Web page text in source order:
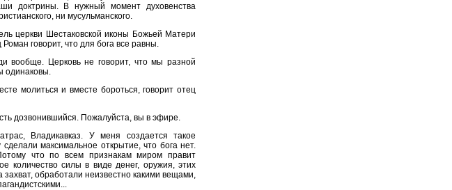
доктрины. В нужный момент духовенства
ни мусульманского.
церкви Шестаковской иконы Божьей Матери
говорит, что для бога все равны.
Церковь не говорит, что мы разной
одинаковы.
молиться и вместе бороться, говорит отец
дозвонившийся. Пожалуйста, вы в эфире.
Владикавказ. У меня создается такое
сделали максимальное открытие, что бога нет.
что по всем признакам миром правит
количество силы в виде денег, оружия, этих
обработали неизвестно какими вещами,